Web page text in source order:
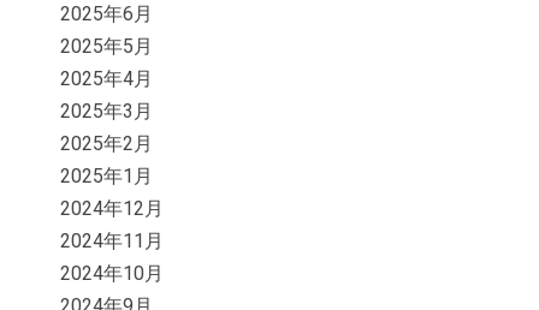
2025年6月
2025年5月
2025年4月
2025年3月
2025年2月
2025年1月
2024年12月
2024年11月
2024年10月